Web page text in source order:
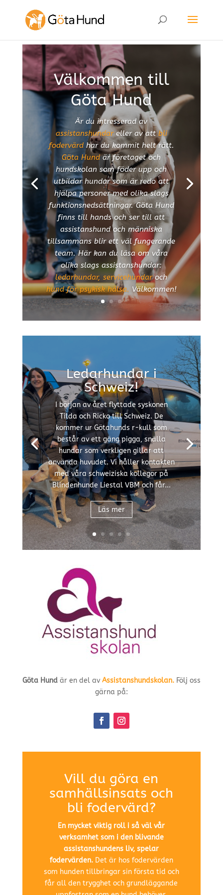
Välkommen till
Göta Hund
Är du intresserad av
assistanshundareller av attbli
fodervärdhar du kommit helt rätt.
Göta Hundär företaget och
hundskolan som föder upp och
utbildar hundar som är redo att
hjälpa personer med olika slags
funktionsnedsättningar. Göta Hund
finns till hands och ser till att
assistanshund och människa
tillsammans blir ett väl fungerande
team. Här kan du läsa om våra
olika slags assistanshundar:
ledarhundar, servicehundaroch
hund för psykisk hälsa. Välkommen!
Ledarhundar i
Schweiz!
I början av året flyttade syskonen
Tilda och Ricko till Schweiz. De
kommer ur Götahunds r-kull som
består av ett gäng pigga, snälla
hundar som verkligen gillar att
använda huvudet. Vi håller kontakten
med våra schweiziska kollegor på
Blindenhunde Liestal VBM och får...
Läs mer
Göta Hundär en del av Assistanshundskolan.Följ oss
gärna på:
Vill du göra en
samhällsinsats och
bli fodervärd?
En mycket viktig roll i så väl vår
verksamhet som i den blivande
assistanshundens liv, spelar
fodervärden.Det är hos fodervärden
som hunden tillbringar sin första tid och
får all den trygghet och grundläggande